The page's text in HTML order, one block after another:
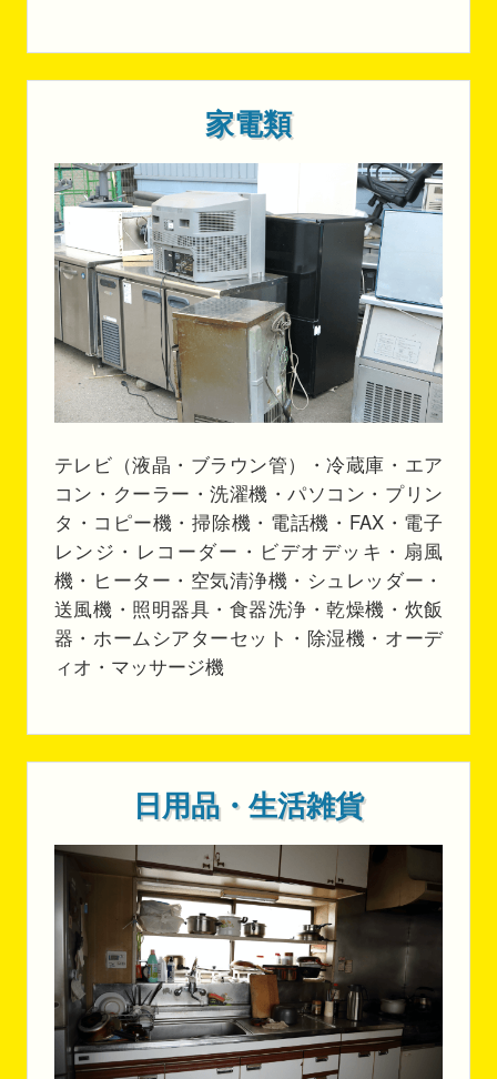
家電類
テレビ（液晶・ブラウン管）・冷蔵庫・エア
コン・クーラー・洗濯機・パソコン・プリン
タ・コピー機・掃除機・電話機・FAX・電子
レンジ・レコーダー・ビデオデッキ・扇風
機・ヒーター・空気清浄機・シュレッダー・
送風機・照明器具・食器洗浄・乾燥機・炊飯
器・ホームシアターセット・除湿機・オーデ
ィオ・マッサージ機
日用品・生活雑貨